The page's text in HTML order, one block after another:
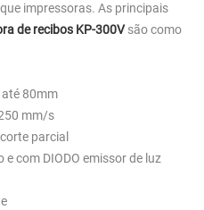
impressoras. As principais
de recibos KP-300Vsão como
80mm
mm/s
parcial
com DIODO emissor de luz